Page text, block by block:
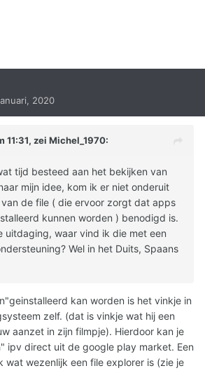
2020
11:31, zei Michel_1970:
tijd besteed aan het bekijken van
mijn idee, kom ik er niet onderuit
de file ( die ervoor zorgt dat apps
kunnen worden ) benodigd is.
uitdaging, waar vind ik die met een
Wel in het Duits, Spaans
kan worden is het vinkje in
zelf. (dat is vinkje wat hij een
aanzet in zijn filmpje). Hierdoor kan je
ipv direct uit de google play market. Een
wat wezenlijk een file explorer is (zie je